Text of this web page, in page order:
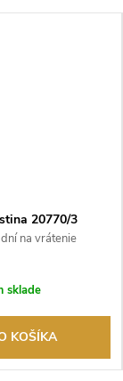
20770/3
na vrátenie
predajca.
sklade
KOŠÍKA